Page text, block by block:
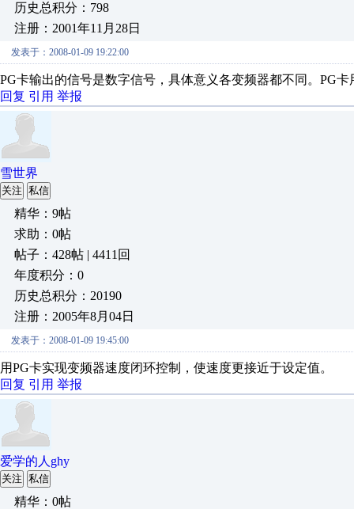
历史总积分：798
注册：2001年11月28日
发表于：2008-01-09 19:22:00
PG卡输出的信号是数字信号，具体意义各变频器都不同。PG
回复 引用 举报
雪世界
关注 私信
精华：9帖
求助：0帖
帖子：428帖 | 4411回
年度积分：0
历史总积分：20190
注册：2005年8月04日
发表于：2008-01-09 19:45:00
用PG卡实现变频器速度闭环控制，使速度更接近于设定值。
回复 引用 举报
爱学的人ghy
关注 私信
精华：0帖